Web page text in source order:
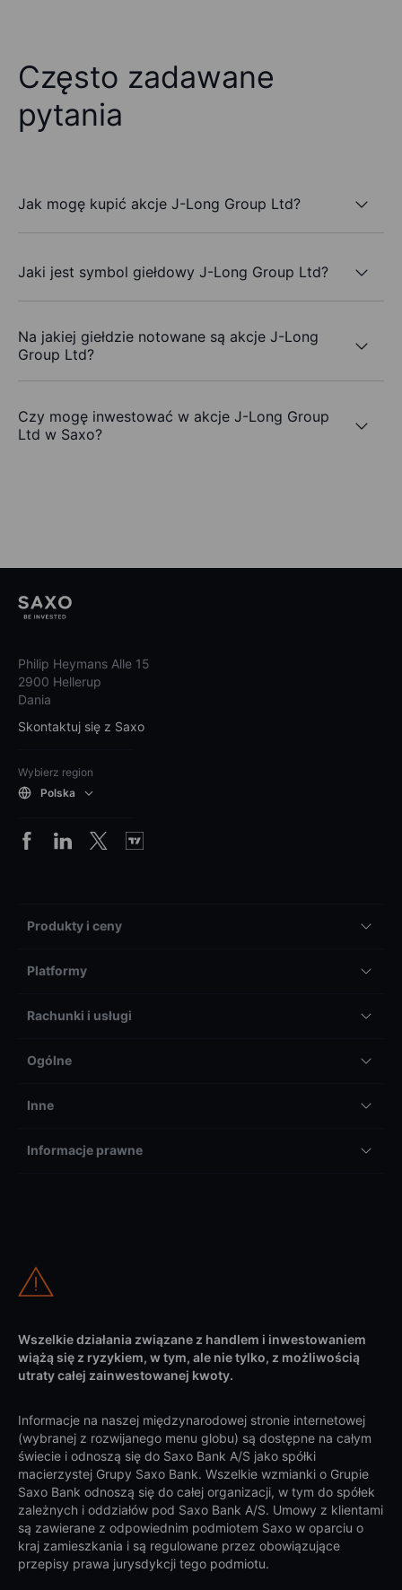
Często zadawane
pytania
Jak mogę kupić akcje J-Long Group Ltd?
Jaki jest symbol giełdowy J-Long Group Ltd?
Na jakiej giełdzie notowane są akcje J-Long
Group Ltd?
Czy mogę inwestować w akcje J-Long Group
Ltd w Saxo?
Philip Heymans Alle 15
2900 Hellerup
Dania
Skontaktuj się z Saxo
Wybierz region
Polska
Produkty i ceny
Platformy
Rachunki i usługi
Ogólne
Inne
Informacje prawne
Wszelkie działania związane z handlem i inwestowaniem
wiążą się z ryzykiem, w tym, ale nie tylko, z możliwością
utraty całej zainwestowanej kwoty.
Informacje na naszej międzynarodowej stronie internetowej
(wybranej z rozwijanego menu globu) są dostępne na całym
świecie i odnoszą się do Saxo Bank A/S jako spółki
macierzystej Grupy Saxo Bank. Wszelkie wzmianki o Grupie
Saxo Bank odnoszą się do całej organizacji, w tym do spółek
zależnych i oddziałów pod Saxo Bank A/S. Umowy z klientami
są zawierane z odpowiednim podmiotem Saxo w oparciu o
kraj zamieszkania i są regulowane przez obowiązujące
przepisy prawa jurysdykcji tego podmiotu.